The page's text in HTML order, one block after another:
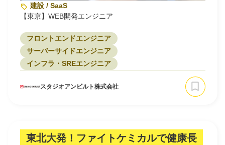
建設 / SaaS
【東京】WEB開発エンジニア
フロントエンドエンジニア
サーバーサイドエンジニア
インフラ・SREエンジニア
スタジオアンビルト株式会社
東北大発！ファイトケミカルで健康長